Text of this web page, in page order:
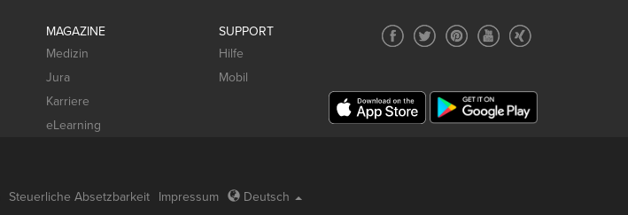
MAGAZINE
Medizin
Jura
Karriere
eLearning
SUPPORT
Hilfe
Mobil
Steuerliche Absetzbarkeit Impressum Deutsch